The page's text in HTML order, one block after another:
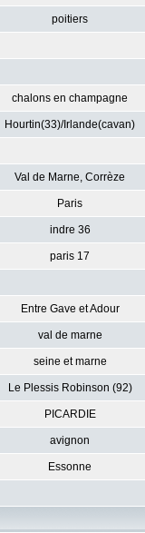
poitiers
chalons en champagne
Hourtin(33)/Irlande(cavan)
Val de Marne, Corrèze
Paris
indre 36
paris 17
Entre Gave et Adour
val de marne
seine et marne
Le Plessis Robinson (92)
PICARDIE
avignon
Essonne